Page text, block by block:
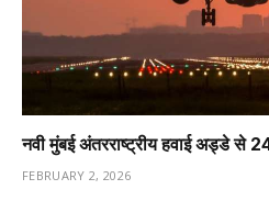
नवी मुंबई अंतरराष्ट्रीय हवाई अड्डे से
FEBRUARY 2, 2026